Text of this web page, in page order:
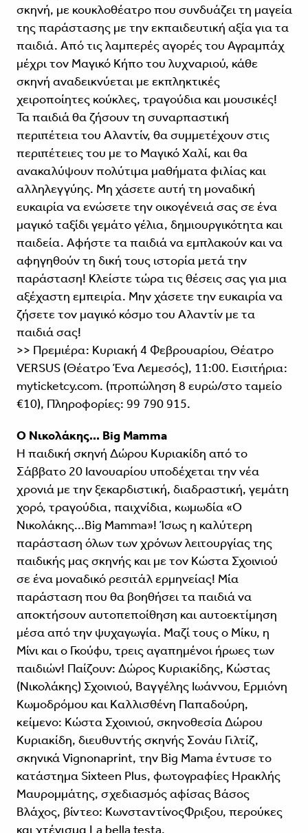
σκηνή, με κουκλοθέατρο που συνδυάζει τη μαγεία
της παράστασης με την εκπαιδευτική αξία για τα
παιδιά. Από τις λαμπερές αγορές του Αγραμπάχ
μέχρι τον Μαγικό Κήπο του λυχναριού, κάθε
σκηνή αναδεικνύεται με εκπληκτικές
χειροποίητες κούκλες, τραγούδια και μουσικές!
Τα παιδιά θα ζήσουν τη συναρπαστική
περιπέτεια του Αλαντίν, θα συμμετέχουν στις
περιπέτειες του με το Μαγικό Χαλί, και θα
ανακαλύψουν πολύτιμα μαθήματα φιλίας και
αλληλεγγύης. Μη χάσετε αυτή τη μοναδική
ευκαιρία να ενώσετε την οικογένειά σας σε ένα
μαγικό ταξίδι γεμάτο γέλια, δημιουργικότητα και
παιδεία. Αφήστε τα παιδιά να εμπλακούν και να
αφηγηθούν τη δική τους ιστορία μετά την
παράσταση! Κλείστε τώρα τις θέσεις σας για μια
αξέχαστη εμπειρία. Μην χάσετε την ευκαιρία να
ζήσετε τον μαγικό κόσμο του Αλαντίν με τα
παιδιά σας!
>> Πρεμιέρα: Κυριακή 4 Φεβρουαρίου, Θέατρο
VERSUS (Θέατρο Ένα Λεμεσός), 11:00. Εισιτήρια:
myticketcy.com. (προπώληση 8 ευρώ/στο ταμείο
€10), Πληροφορίες: 99 790 915.
Ο Νικολάκης... Big Mamma
Η παιδική σκηνή Δώρου Κυριακίδη από το
Σάββατο 20 Ιανουαρίου υποδέχεται την νέα
χρονιά με την ξεκαρδιστική, διαδραστική, γεμάτη
χορό, τραγούδια, παιχνίδια, κωμωδία «Ο
Νικολάκης...Big Mamma»! Ίσως η καλύτερη
παράσταση όλων των χρόνων λειτουργίας της
παιδικής μας σκηνής και με τον Κώστα Σχοινιού
σε ένα μοναδικό ρεσιτάλ ερμηνείας! Μία
παράσταση που θα βοηθήσει τα παιδιά να
αποκτήσουν αυτοπεποίθηση και αυτοεκτίμηση
μέσα από την ψυχαγωγία. Μαζί τους ο Μίκυ, η
Μίνι και ο Γκούφυ, τρεις αγαπημένοι ήρωες των
παιδιών! Παίζουν: Δώρος Κυριακίδης, Κώστας
(Νικολάκης) Σχοινιού, Βαγγέλης Ιωάννου, Ερμιόνη
Κωμοδρόμου και Καλλισθένη Παπαδούρη,
κείμενο: Κώστα Σχοινιού, σκηνοθεσία Δώρου
Κυριακίδη, διευθυντής σκηνής Σονάυ Γιλτίζ,
σκηνικά Vignonaprint, την Big Mama έντυσε το
κατάστημα Sixteen Plus, φωτογραφίες Ηρακλής
Μαυρομμάτης, σχεδιασμός αφίσας Βάσος
Βλάχος, βίντεο: ΚωνσταντίνοςΦριξου, περούκες
και χτένισμα La bella testa.